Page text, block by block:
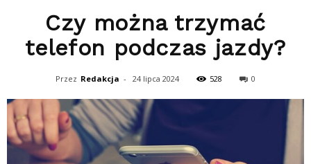
Czy można trzymać
telefon podczas jazdy?
Przez Redakcja - 24 lipca 2024 528 0